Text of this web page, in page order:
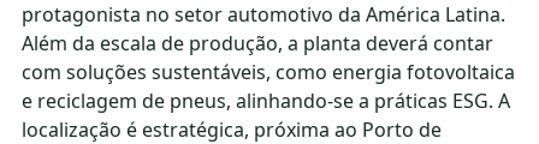
protagonista no setor automotivo da América Latina.
Além da escala de produção, a planta deverá contar
com soluções sustentáveis, como energia fotovoltaica
e reciclagem de pneus, alinhando-se a práticas ESG. A
localização é estratégica, próxima ao Porto de